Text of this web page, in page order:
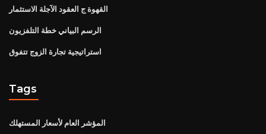
القهوة ج العقود الآجلة الاستثمار
الرسم البياني خطة التلفزيون
استراتيجية تجارة الزوج تتفوق
Tags
المؤشر العام لأسعار المستهلك